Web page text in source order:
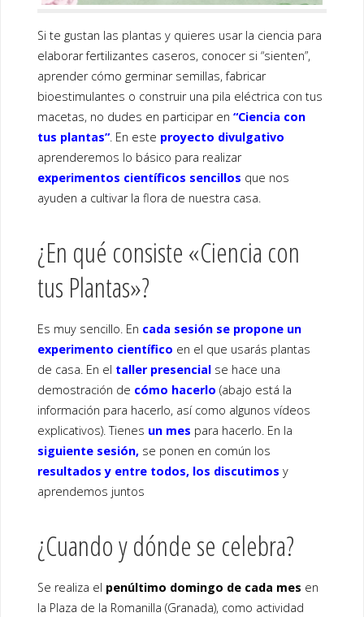
Si te gustan las plantas y quieres usar la ciencia para
elaborar fertilizantes caseros, conocer si “sienten”,
aprender cómo germinar semillas, fabricar
bioestimulantes o construir una pila eléctrica con tus
macetas, no dudes en participar en “Ciencia con
tus plantas”. En este proyecto divulgativo
aprenderemos lo básico para realizar
experimentos científicos sencillos que nos
ayuden a cultivar la flora de nuestra casa.
¿En qué consiste «Ciencia con
tus Plantas»?
Es muy sencillo. En cada sesión se propone un
experimento científico en el que usarás plantas
de casa. En el taller presencial se hace una
demostración de cómo hacerlo (abajo está la
información para hacerlo, así como algunos vídeos
explicativos). Tienes un mes para hacerlo. En la
siguiente sesión,se ponen en común los
resultados y entre todos, los discutimos y
aprendemos juntos
¿Cuando y dónde se celebra?
Se realiza el penúltimo domingo de cada mes en
la Plaza de la Romanilla (Granada), como actividad